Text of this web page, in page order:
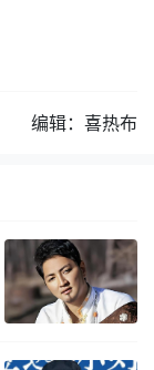
编辑：喜热布